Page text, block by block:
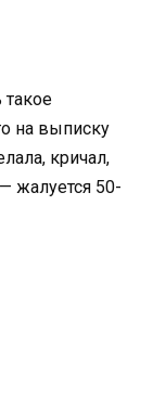
на выписку
кричал,
жалуется 50-